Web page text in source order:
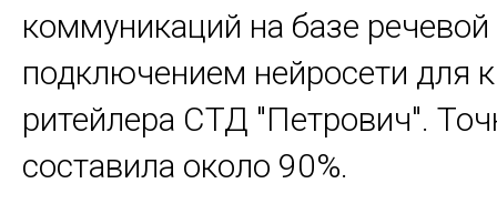
коммуникаций на базе речевой
подключением нейросети для
ритейлера СТД "Петрович".
составила около 90%.